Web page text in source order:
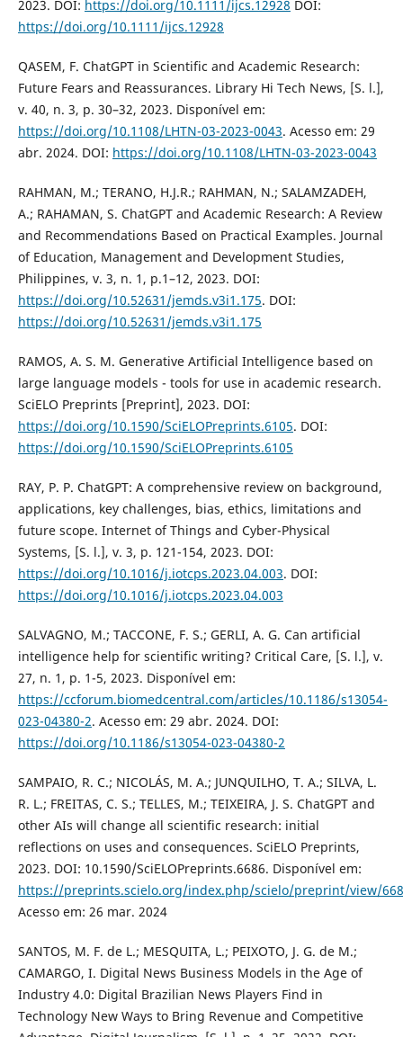
2023. DOI: https://doi.org/10.1111/ijcs.12928 DOI:
https://doi.org/10.1111/ijcs.12928
QASEM, F. ChatGPT in Scientific and Academic Research:
Future Fears and Reassurances. Library Hi Tech News, [S. l.],
v. 40, n. 3, p. 30–32, 2023. Disponível em:
https://doi.org/10.1108/LHTN-03-2023-0043. Acesso em: 29
abr. 2024. DOI: https://doi.org/10.1108/LHTN-03-2023-0043
RAHMAN, M.; TERANO, H.J.R.; RAHMAN, N.; SALAMZADEH,
A.; RAHAMAN, S. ChatGPT and Academic Research: A Review
and Recommendations Based on Practical Examples. Journal
of Education, Management and Development Studies,
Philippines, v. 3, n. 1, p.1–12, 2023. DOI:
https://doi.org/10.52631/jemds.v3i1.175. DOI:
https://doi.org/10.52631/jemds.v3i1.175
RAMOS, A. S. M. Generative Artificial Intelligence based on
large language models - tools for use in academic research.
SciELO Preprints [Preprint], 2023. DOI:
https://doi.org/10.1590/SciELOPreprints.6105. DOI:
https://doi.org/10.1590/SciELOPreprints.6105
RAY, P. P. ChatGPT: A comprehensive review on background,
applications, key challenges, bias, ethics, limitations and
future scope. Internet of Things and Cyber-Physical
Systems, [S. l.], v. 3, p. 121-154, 2023. DOI:
https://doi.org/10.1016/j.iotcps.2023.04.003. DOI:
https://doi.org/10.1016/j.iotcps.2023.04.003
SALVAGNO, M.; TACCONE, F. S.; GERLI, A. G. Can artificial
intelligence help for scientific writing? Critical Care, [S. l.], v.
27, n. 1, p. 1-5, 2023. Disponível em:
https://ccforum.biomedcentral.com/articles/10.1186/s13054-
023-04380-2. Acesso em: 29 abr. 2024. DOI:
https://doi.org/10.1186/s13054-023-04380-2
SAMPAIO, R. C.; NICOLÁS, M. A.; JUNQUILHO, T. A.; SILVA, L.
R. L.; FREITAS, C. S.; TELLES, M.; TEIXEIRA, J. S. ChatGPT and
other AIs will change all scientific research: initial
reflections on uses and consequences. SciELO Preprints,
2023. DOI: 10.1590/SciELOPreprints.6686. Disponível em:
https://preprints.scielo.org/index.php/scielo/preprint/view/
Acesso em: 26 mar. 2024
SANTOS, M. F. de L.; MESQUITA, L.; PEIXOTO, J. G. de M.;
CAMARGO, I. Digital News Business Models in the Age of
Industry 4.0: Digital Brazilian News Players Find in
Technology New Ways to Bring Revenue and Competitive